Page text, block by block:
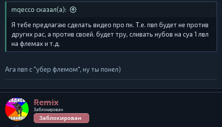
mqecco сказал(а):
Я тебе предлагаю сделать видео про пк. Т.е. пвп будет не против
других рас, а против своей. будет тру, сливать нубов на суа 1 лвл
на флемах и т.д.
Ага пвп с "убер флемом", ну ты понел)
Remix
Заблокирован
Заблокирован